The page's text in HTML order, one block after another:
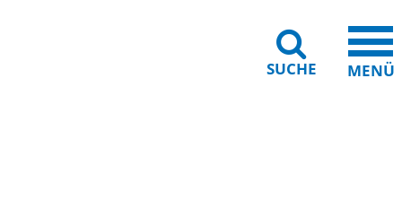
SUCHE MENÜ